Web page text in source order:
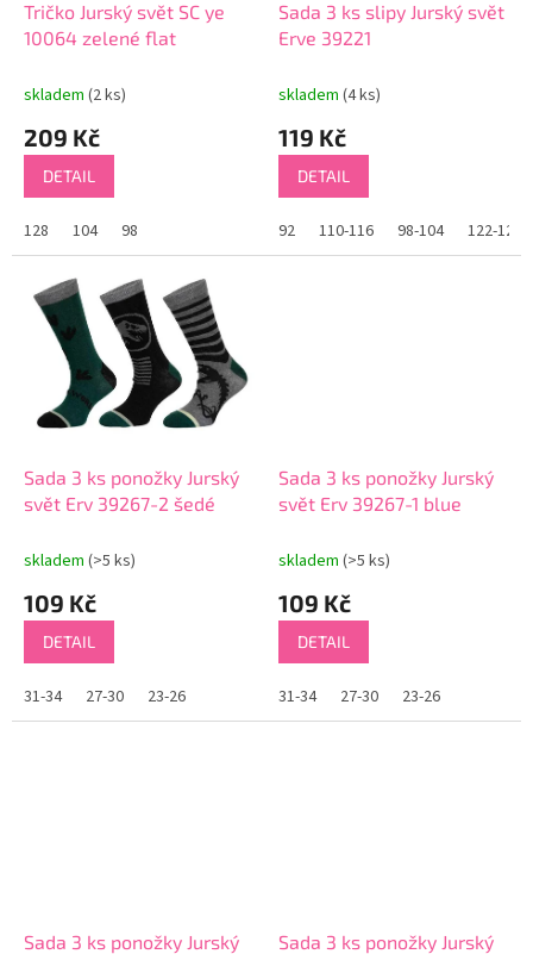
Tričko Jurský svět SC ye
10064 zelené flat
skladem (2 ks)
209 Kč
DETAIL
128 104 98
Sada 3 ks slipy Jurský svět
Erve 39221
skladem (4 ks)
119 Kč
DETAIL
92 110-116 98-104 122-128
Sada 3 ks ponožky Jurský
svět Erv 39267-2 šedé
skladem (>5 ks)
109 Kč
DETAIL
31-34 27-30 23-26
Sada 3 ks ponožky Jurský
svět Erv 39267-1 blue
skladem (>5 ks)
109 Kč
DETAIL
31-34 27-30 23-26
Sada 3 ks ponožky Jurský
Sada 3 ks ponožky Jurský